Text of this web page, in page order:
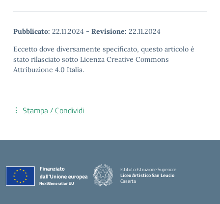
Pubblicato: 22.11.2024 - Revisione: 22.11.2024
Eccetto dove diversamente specificato, questo articolo è
stato rilasciato sotto Licenza Creative Commons
Attribuzione 4.0 Italia.
Stampa / Condividi
Istituto Istruzione Superiore
Liceo Artistico San Leucio
Caserta